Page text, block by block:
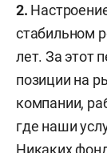
2.
стабильном
лет. За этот
позиции на
компании,
где наши
Никаких